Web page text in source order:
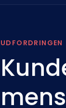
UDFORDRINGEN